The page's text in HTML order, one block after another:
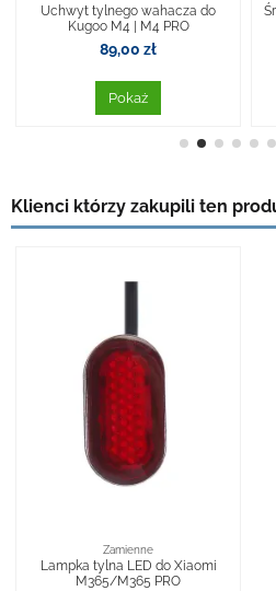
Uchwyt tylnego wahacza do
Kugoo M4 | M4 PRO
89,00 zł
Pokaż
Klienci którzy zakupili ten
Zamienne
Lampka tylna LED do Xiaomi
M365/M365 PRO